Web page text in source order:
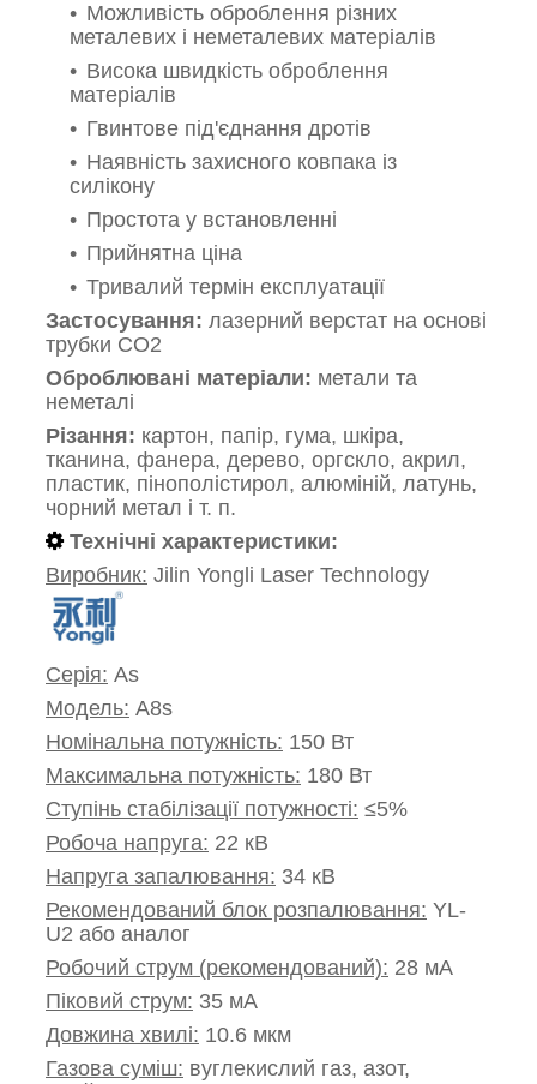
Можливість оброблення різних
металевих і неметалевих матеріалів
Висока швидкість оброблення
матеріалів
Гвинтове під'єднання дротів
Наявність захисного ковпака із
силікону
Простота у встановленні
Прийнятна ціна
Тривалий термін експлуатації
Застосування: лазерний верстат на основі
трубки CO2
Оброблювані матеріали: метали та
неметалі
Різання: картон, папір, гума, шкіра,
тканина, фанера, дерево, оргскло, акрил,
пластик, пінополістирол, алюміній, латунь,
чорний метал і т. п.
Технічні характеристики:
Виробник: Jilin Yongli Laser Technology
Серія: As
Модель: A8s
Номінальна потужність: 150 Вт
Максимальна потужність: 180 Вт
Ступінь стабілізації потужності: ≤5%
Робоча напруга: 22 кВ
Напруга запалювання: 34 кВ
Рекомендований блок розпалювання: YL-
U2 або аналог
Робочий струм (рекомендований): 28 мА
Піковий струм: 35 мА
Довжина хвилі: 10.6 мкм
Газова суміш: вуглекислий газ, азот,